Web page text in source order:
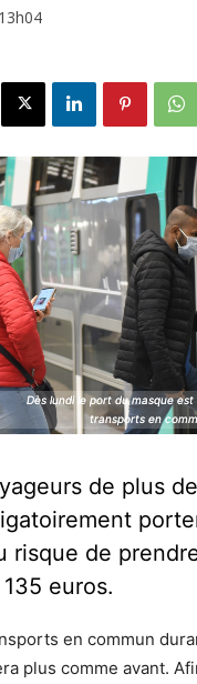
Dès lundi le port du masque
transports en
Dès lundi le port du masque
transports en
de plus
risque de
euros.
en commun
plus comme avant.